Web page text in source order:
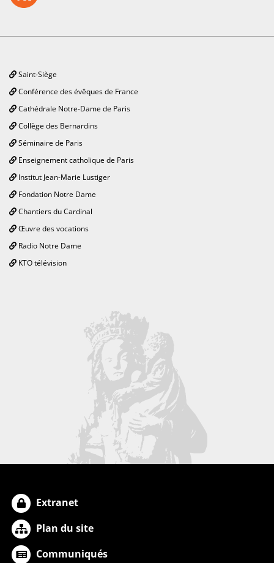
Saint-Siège
Conférence des évêques de France
Cathédrale Notre-Dame de Paris
Collège des Bernardins
Séminaire de Paris
Enseignement catholique de Paris
Institut Jean-Marie Lustiger
Fondation Notre Dame
Chantiers du Cardinal
Œuvre des vocations
Radio Notre Dame
KTO télévision
Extranet
Plan du site
Communiqués